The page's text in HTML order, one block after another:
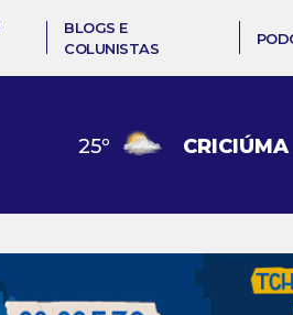
BLOGS E
COLUNISTAS
25º CRICIÚMA